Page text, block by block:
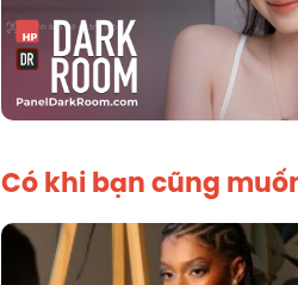
Có khi bạn cũng